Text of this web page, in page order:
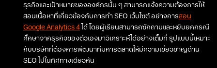
ธุรกิจและเป้าหมายขององค์กรนั้น ๆ สามารถแจ้งความต้องการให้
สอนเนื้อหาที่เกี่ยวข้องกับการทำ SEO เว็บไซต์ อย่างการสอน
Google Analytics 4 ได้ โดยผู้เรียนสามารถซักถามและหยิบยกกรณี
ศึกษาจากธุรกิจของตัวเองมาวิเคราะห์ได้อย่างเต็มที่ รูปแบบนี้เหมาะ
กับบริษัทที่ต้องการพัฒนาทีมการตลาดให้มีความเชี่ยวชาญด้าน
SEO ไปในทิศทางเดียวกัน